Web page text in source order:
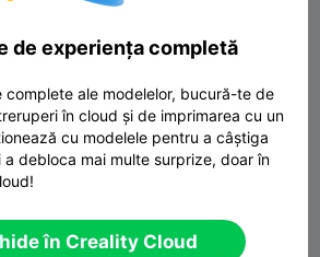
Claus
Model 3D înrudit
5 
de experiența completă
complete ale modelelor, bucură-te de
în cloud și de imprimarea cu un
cu modelele pentru a câștiga
debloca mai multe surprize, doar în
în Creality Cloud